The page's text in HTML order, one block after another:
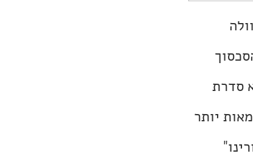
סדרת
צ'ארלס ברונסון (הראשון מ-1974). דוגמאות יותר
טורינו"